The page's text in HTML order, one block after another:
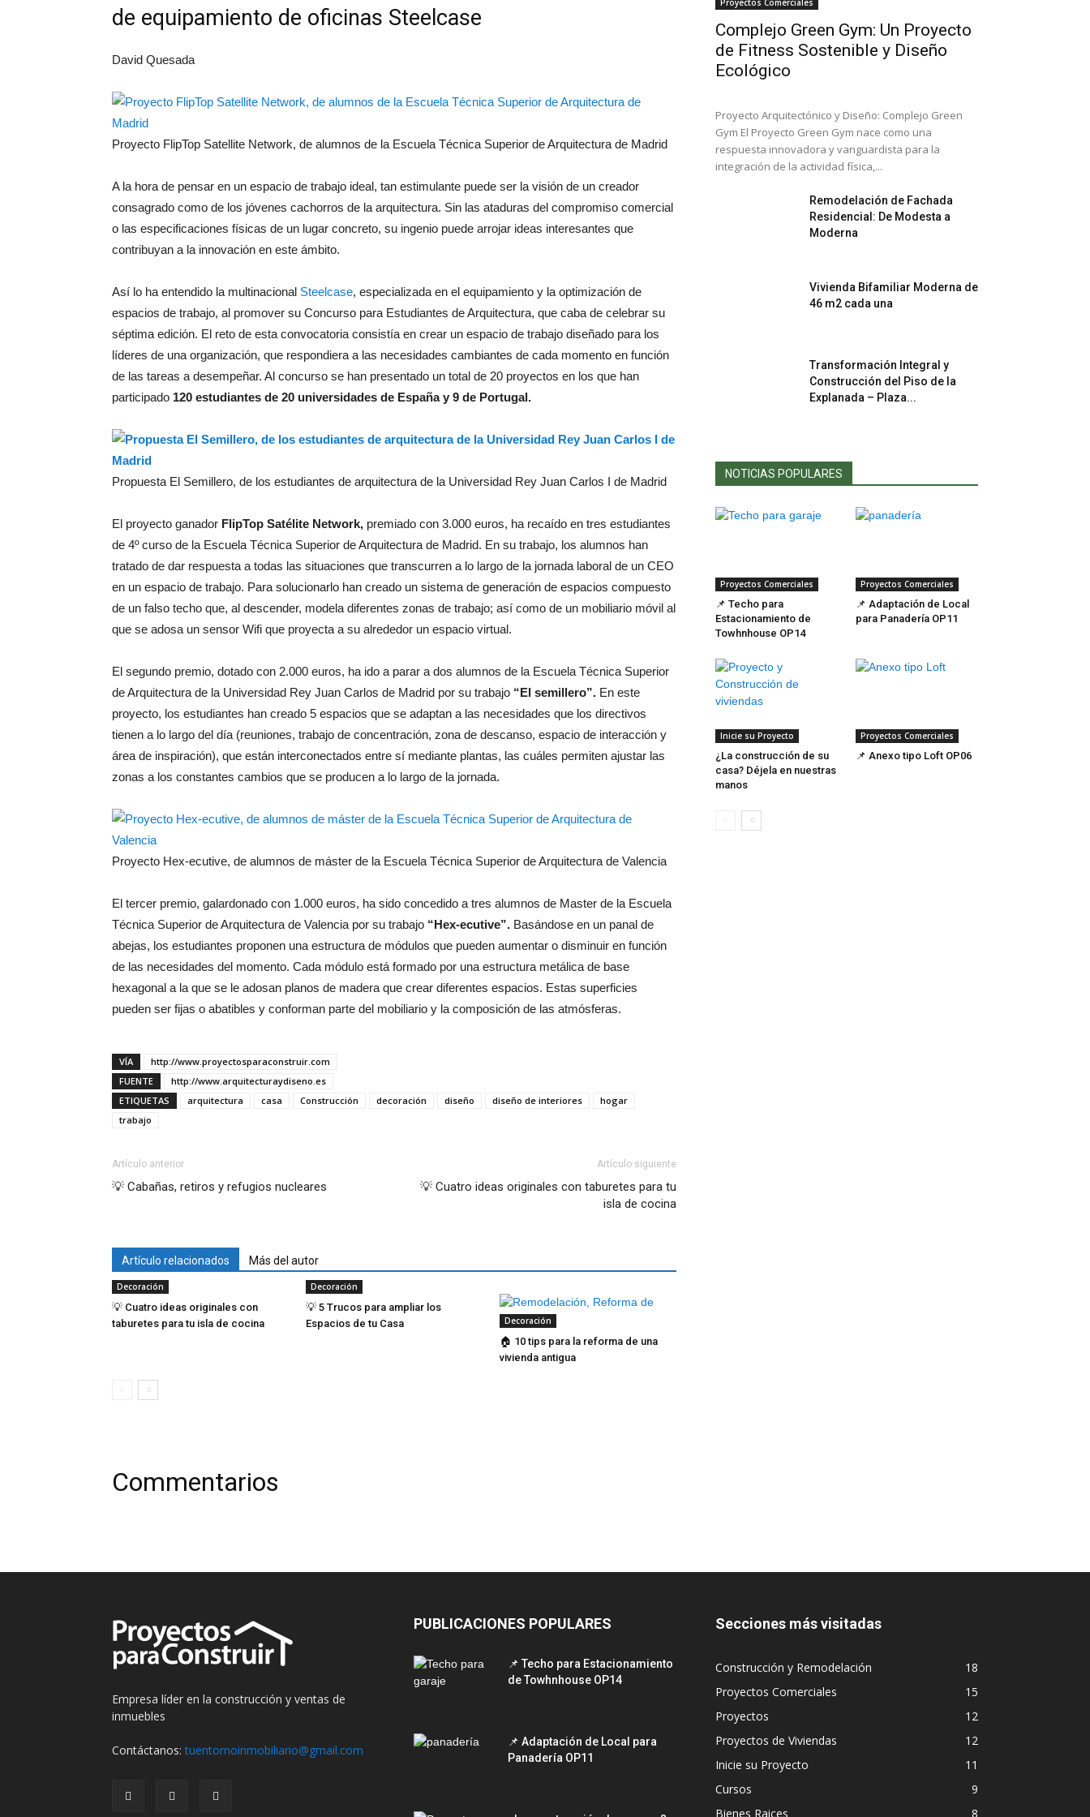
de equipamiento de oficinas Steelcase
David Quesada
Proyecto FlipTop Satellite Network, de alumnos de la Escuela Técnica Superior de Arquitectura de Madrid
A la hora de pensar en un espacio de trabajo ideal, tan estimulante puede ser la visión de un creador
consagrado como de los jóvenes cachorros de la arquitectura. Sin las ataduras del compromiso comercial
o las especificaciones físicas de un lugar concreto, su ingenio puede arrojar ideas interesantes que
contribuyan a la innovación en este ámbito.
Así lo ha entendido la multinacional Steelcase, especializada en el equipamiento y la optimización de
espacios de trabajo, al promover su Concurso para Estudiantes de Arquitectura, que caba de celebrar su
séptima edición. El reto de esta convocatoria consistía en crear un espacio de trabajo diseñado para los
líderes de una organización, que respondiera a las necesidades cambiantes de cada momento en función
de las tareas a desempeñar. Al concurso se han presentado un total de 20 proyectos en los que han
participado 120 estudiantes de 20 universidades de España y 9 de Portugal.
Propuesta El Semillero, de los estudiantes de arquitectura de la Universidad Rey Juan Carlos I de Madrid
El proyecto ganador FlipTop Satélite Network, premiado con 3.000 euros, ha recaído en tres estudiantes
de 4º curso de la Escuela Técnica Superior de Arquitectura de Madrid. En su trabajo, los alumnos han
tratado de dar respuesta a todas las situaciones que transcurren a lo largo de la jornada laboral de un CEO
en un espacio de trabajo. Para solucionarlo han creado un sistema de generación de espacios compuesto
de un falso techo que, al descender, modela diferentes zonas de trabajo; así como de un mobiliario móvil al
que se adosa un sensor Wifi que proyecta a su alrededor un espacio virtual.
El segundo premio, dotado con 2.000 euros, ha ido a parar a dos alumnos de la Escuela Técnica Superior
de Arquitectura de la Universidad Rey Juan Carlos de Madrid por su trabajo “El semillero”. En este
proyecto, los estudiantes han creado 5 espacios que se adaptan a las necesidades que los directivos
tienen a lo largo del día (reuniones, trabajo de concentración, zona de descanso, espacio de interacción y
área de inspiración), que están interconectados entre sí mediante plantas, las cuáles permiten ajustar las
zonas a los constantes cambios que se producen a lo largo de la jornada.
Proyecto Hex-ecutive, de alumnos de máster de la Escuela Técnica Superior de Arquitectura de Valencia
El tercer premio, galardonado con 1.000 euros, ha sido concedido a tres alumnos de Master de la Escuela
Técnica Superior de Arquitectura de Valencia por su trabajo “Hex-ecutive”. Basándose en un panal de
abejas, los estudiantes proponen una estructura de módulos que pueden aumentar o disminuir en función
de las necesidades del momento. Cada módulo está formado por una estructura metálica de base
hexagonal a la que se le adosan planos de madera que crear diferentes espacios. Estas superficies
pueden ser fijas o abatibles y conforman parte del mobiliario y la composición de las atmósferas.
VÍA
http://www.proyectosparaconstruir.com
FUENTE
http://www.arquitecturaydiseno.es
ETIQUETAS
arquitectura casa Construcción decoración diseño diseño de interiores
hogar
trabajo
Artículo anterior
💡 Cabañas, retiros y refugios nucleares
Artículo siguiente
💡 Cuatro ideas originales con taburetes para tu
isla de cocina
Artículo relacionados Más del autor
Decoración
💡 Cuatro ideas originales con
taburetes para tu isla de cocina
Decoración
💡 5 Trucos para ampliar los
Espacios de tu Casa
Decoración
🏠 10 tips para la reforma de una
vivienda antigua
Commentarios
Proyectos Comerciales
Complejo Green Gym: Un Proyecto
de Fitness Sostenible y Diseño
Ecológico
Proyecto Arquitectónico y Diseño: Complejo Green
Gym El Proyecto Green Gym nace como una
respuesta innovadora y vanguardista para la
integración de la actividad física,...
Remodelación de Fachada
Residencial: De Modesta a
Moderna
Vivienda Bifamiliar Moderna de
46 m2 cada una
Transformación Integral y
Construcción del Piso de la
Explanada – Plaza...
NOTICIAS POPULARES
Proyectos Comerciales
📌 Techo para
Estacionamiento de
Towhnhouse OP14
Proyectos Comerciales
📌 Adaptación de Local
para Panadería OP11
Inicie su Proyecto
¿La construcción de su
casa? Déjela en nuestras
manos
Proyectos Comerciales
📌 Anexo tipo Loft OP06
Empresa líder en la construcción y ventas de
inmuebles
Contáctanos:tuentornoinmobiliario@gmail.com
PUBLICACIONES POPULARES
📌 Techo para Estacionamiento
de Towhnhouse OP14
📌 Adaptación de Local para
Panadería OP11
Secciones más visitadas
Construcción y Remodelación
18
Proyectos Comerciales
15
Proyectos
12
Proyectos de Viviendas
12
Inicie su Proyecto
11
Cursos
9
Bienes Raices
8